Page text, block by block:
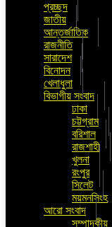
প্রচ্ছদ
জাতীয়
আন্তর্জাতিক
রাজনীতি
সারাদেশ
বিনোদন
খেলাধুলা
বিভাগীয় সংবাদ
ঢাকা
চট্টগ্রাম
বরিশাল
রাজশাহী
খুলনা
রংপুর
সিলেট
ময়মনসিংহ
আরো সংবাদ
সম্পাদকীয়